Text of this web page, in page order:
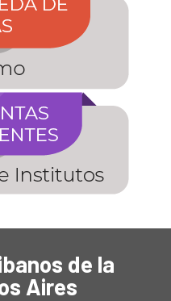
de la
Aires